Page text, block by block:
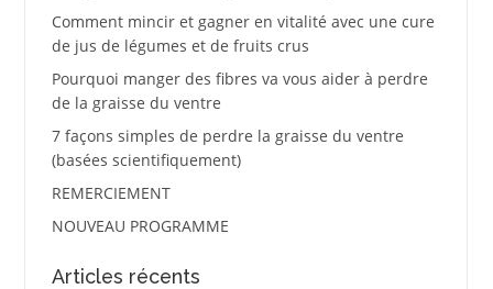
Comment mincir et gagner en vitalité avec une cure
de jus de légumes et de fruits crus
Pourquoi manger des fibres va vous aider à perdre
de la graisse du ventre
7 façons simples de perdre la graisse du ventre
(basées scientifiquement)
REMERCIEMENT
NOUVEAU PROGRAMME
Articles récents